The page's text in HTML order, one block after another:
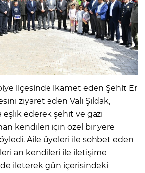
ilçesinde ikamet eden Şehit Er
ziyaret eden Vali Şıldak,
eşlik ederek şehit ve gazi
kendileri için özel bir yere
Aile üyeleri ile sohbet eden
an kendileri ile iletişime
ileterek gün içerisindeki